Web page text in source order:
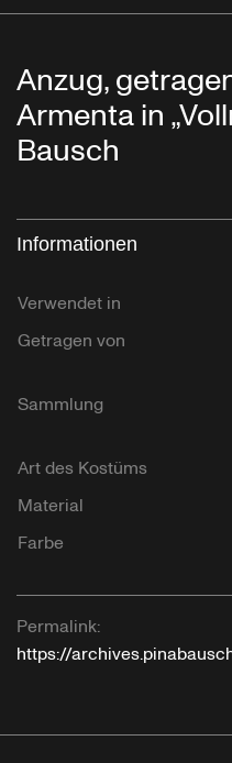
Anzug,
Armenta in
Bausch
Informationen
Verwendet in
Getragen von
Sammlung
Art des Kostüms
Material
Farbe
Permalink:
https://